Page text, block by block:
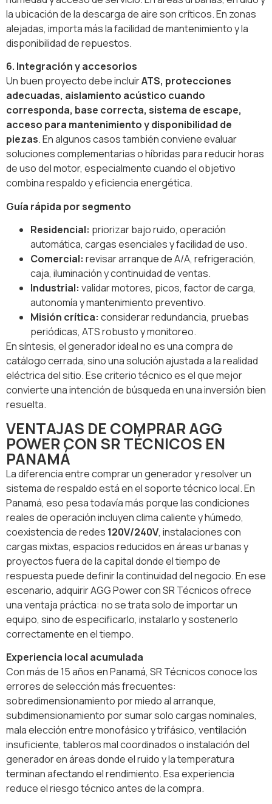
la ubicación de la descarga de aire son críticos. En zonas
alejadas, importa más la facilidad de mantenimiento y la
disponibilidad de repuestos.
6. Integración y accesorios
Un buen proyecto debe incluirATS, protecciones
adecuadas, aislamiento acústico cuando
corresponda, base correcta, sistema de escape,
acceso para mantenimiento y disponibilidad de
piezas. En algunos casos también conviene evaluar
soluciones complementarias o híbridas para reducir horas
de uso del motor, especialmente cuando el objetivo
combina respaldo y eficiencia energética.
Guía rápida por segmento
Residencial: priorizar bajo ruido, operación
automática, cargas esenciales y facilidad de uso.
Comercial: revisar arranque de A/A, refrigeración,
caja, iluminación y continuidad de ventas.
Industrial: validar motores, picos, factor de carga,
autonomía y mantenimiento preventivo.
Misión crítica: considerar redundancia, pruebas
periódicas, ATS robusto y monitoreo.
En síntesis, el generador ideal no es una compra de
catálogo cerrada, sino una solución ajustada a la realidad
eléctrica del sitio. Ese criterio técnico es el que mejor
convierte una intención de búsqueda en una inversión bien
resuelta.
VENTAJAS DE COMPRAR AGG
POWER CON SR TÉCNICOS EN
PANAMÁ
La diferencia entre comprar un generador y resolver un
sistema de respaldo está en el soporte técnico local. En
Panamá, eso pesa todavía más porque las condiciones
reales de operación incluyen clima caliente y húmedo,
coexistencia de redes 120V/240V, instalaciones con
cargas mixtas, espacios reducidos en áreas urbanas y
proyectos fuera de la capital donde el tiempo de
respuesta puede definir la continuidad del negocio. En ese
escenario, adquirir AGG Power con SR Técnicos ofrece
una ventaja práctica: no se trata solo de importar un
equipo, sino de especificarlo, instalarlo y sostenerlo
correctamente en el tiempo.
Experiencia local acumulada
Con más de 15 años en Panamá, SR Técnicos conoce los
errores de selección más frecuentes:
sobredimensionamiento por miedo al arranque,
subdimensionamiento por sumar solo cargas nominales,
mala elección entre monofásico y trifásico, ventilación
insuficiente, tableros mal coordinados o instalación del
generador en áreas donde el ruido y la temperatura
terminan afectando el rendimiento. Esa experiencia
reduce el riesgo técnico antes de la compra.